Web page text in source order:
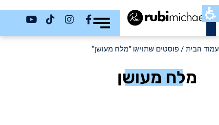
כשר
עמוד הבית / פוסטים שתוייגו ”מלח מעושן“
מלח מעושן